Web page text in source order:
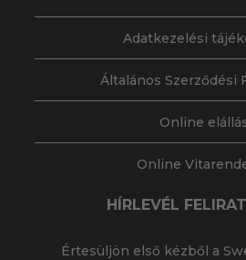
Adatkezelési
Általános Szerződési
Online
Online
HÍRLEVÉL
Értesüljön első kézből a